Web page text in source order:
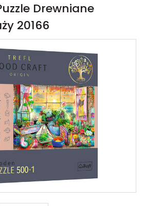
Drewniane
20166